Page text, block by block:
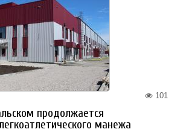
101
продолжается
манежа